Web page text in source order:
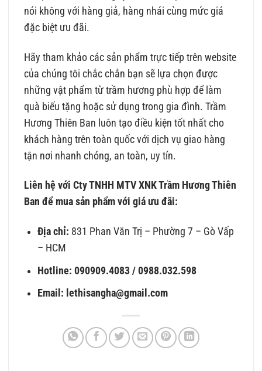
nói không với hàng giả, hàng nhái cùng mức giá
đặc biệt ưu đãi.
Hãy tham khảo các sản phẩm trực tiếp trên website
của chúng tôi chắc chắn bạn sẽ lựa chọn được
những vật phẩm từ trầm hương phù hợp để làm
quà biếu tặng hoặc sử dụng trong gia đình. Trầm
Hương Thiên Ban luôn tạo điều kiện tốt nhất cho
khách hàng trên toàn quốc với dịch vụ giao hàng
tận nơi nhanh chóng, an toàn, uy tín.
Liên hệ với Cty TNHH MTV XNK Trầm Hương Thiên
Ban để mua sản phẩm với giá ưu đãi:
Địa chỉ: 831 Phan Văn Trị – Phường 7 – Gò Vấp
– HCM
Hotline: 090909.4083 / 0988.032.598
Email: lethisangha@gmail.com